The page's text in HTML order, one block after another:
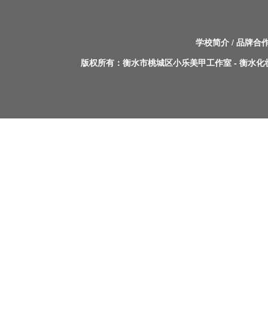
学校简介 / 品牌合
版权所有： 衡水市桃城区小乐美甲工作室- 衡水化